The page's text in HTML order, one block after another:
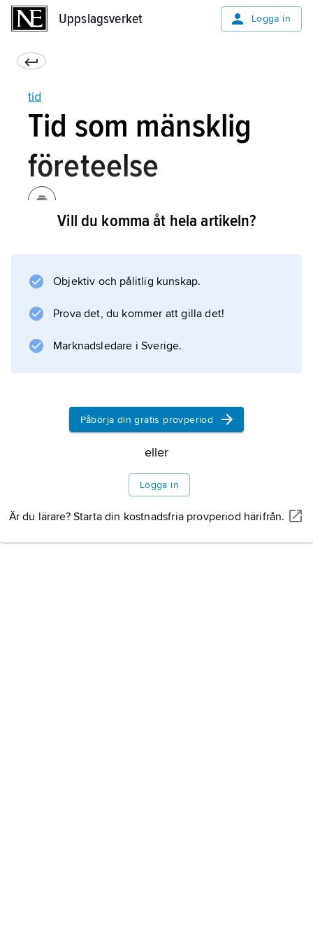
Uppslagsverket Logga in
tid
Tid som mänsklig
företeelse
kan inte klart definiera vad upplevd tid är, och
vi är hänvisade till att tala om den i metaforer:
att tiden ”går”, ”rinner”, ”jagar”, att det finns ett
vi
Information om artikeln
Vill du komma åt hela artikeln?
Objektiv och pålitlig kunskap.
Prova det, du kommer att gilla det!
Marknadsledare i Sverige.
Påbörja din gratis provperiod
eller
Logga in
Är du lärare? Starta din kostnadsfria provperiod härifrån.